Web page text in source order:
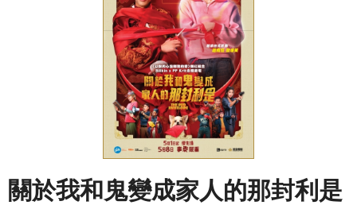
關於我和鬼變成家人的那封利是